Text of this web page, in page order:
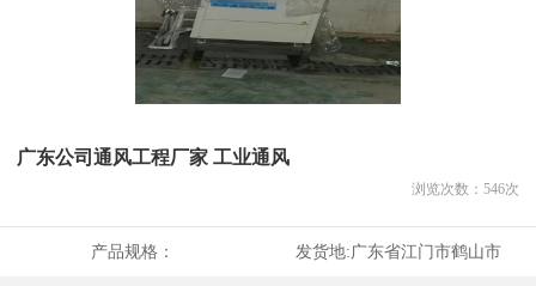
广东公司通风工程厂家 工业通风
浏览次数： 546次
产品规格： 发货地:广东省江门市鹤山市